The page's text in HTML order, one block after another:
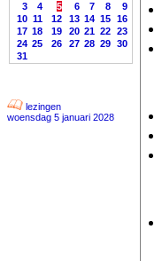
3
4 5 6 7 8
9
10 11 12 13 14 15 16
17 18 19 20 21 22 23
24 25 26 27 28 29 30
31
lezingen
woensdag 5 januari 2028